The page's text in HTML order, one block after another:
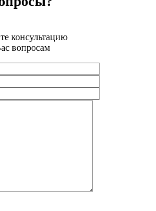
консультацию
вопросам